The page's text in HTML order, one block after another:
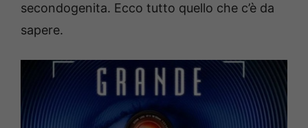
secondogenita. Ecco tutto quello che c’è da
sapere.